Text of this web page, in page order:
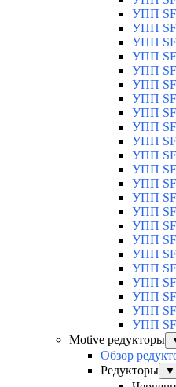
УПП
УПП
УПП
УПП
УПП
УПП
УПП
УПП
УПП
УПП
УПП
УПП
УПП
УПП
УПП
УПП
УПП
УПП
УПП
УПП
УПП
УПП
УПП
Motive редукторы
Обзор
Редукторы
▼